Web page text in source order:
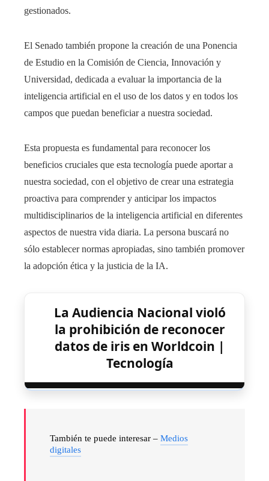
gestionados.
El Senado también propone la creación de una Ponencia
de Estudio en la Comisión de Ciencia, Innovación y
Universidad, dedicada a evaluar la importancia de la
inteligencia artificial en el uso de los datos y en todos los
campos que puedan beneficiar a nuestra sociedad.
Esta propuesta es fundamental para reconocer los
beneficios cruciales que esta tecnología puede aportar a
nuestra sociedad, con el objetivo de crear una estrategia
proactiva para comprender y anticipar los impactos
multidisciplinarios de la inteligencia artificial en diferentes
aspectos de nuestra vida diaria. La persona buscará no
sólo establecer normas apropiadas, sino también promover
la adopción ética y la justicia de la IA.
La Audiencia Nacional violó
la prohibición de reconocer
datos de iris en Worldcoin |
Tecnología
También te puede interesar – Medios
digitales